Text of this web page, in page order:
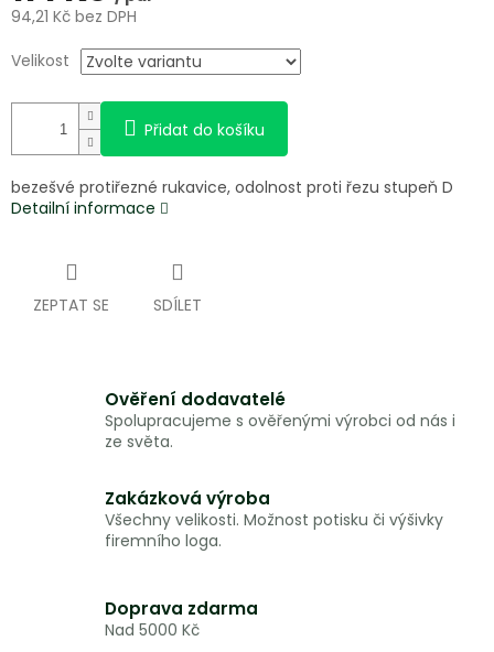
94,21 Kč bez DPH
cena:
Velikost
Přidat do košíku
bezešvé protiřezné rukavice, odolnost proti řezu stupeň D
Detailní informace
ZEPTAT SE SDÍLET
Ověření dodavatelé
Spolupracujeme s ověřenými výrobci od nás i
ze světa.
Zakázková výroba
Všechny velikosti. Možnost potisku či výšivky
firemního loga.
Doprava zdarma
Nad 5000 Kč